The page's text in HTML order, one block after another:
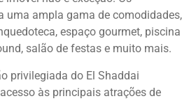
uma ampla gama de comodidades,
espaço gourmet, piscina
salão de festas e muito mais.
privilegiada do El Shaddai
às principais atrações de